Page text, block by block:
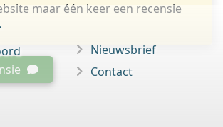
maar één keer een recensie
Nieuwsbrief
Contact